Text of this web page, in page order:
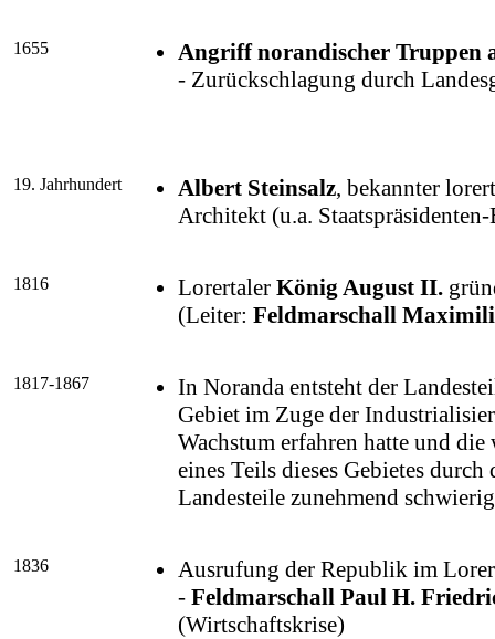
1655
Angriff norandischer Truppen
- Zurückschlagung durch
19. Jahrhundert Albert Steinsalz, bekannter
Architekt (u.a.
1816 Lorertaler König August II.
(Leiter: Feldmarschall
1817-1867
In Noranda entsteht der
Gebiet im Zuge der
Wachstum erfahren hatte und
eines Teils dieses Gebietes durch
Landesteile zunehmend
1836
Ausrufung der Republik im
- Feldmarschall Paul H.
(Wirtschaftskrise)